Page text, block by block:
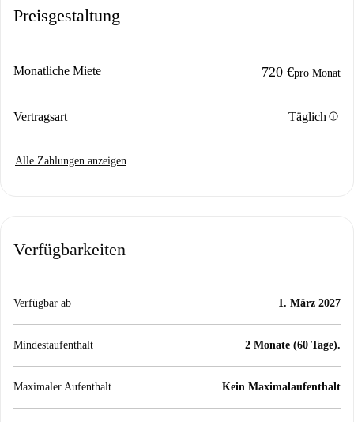
Preisgestaltung
Monatliche Miete 720 €pro Monat
Vertragsart Täglichinfo
Alle Zahlungen anzeigen
Verfügbarkeiten
Verfügbar ab 1. März 2027
Mindestaufenthalt 2 Monate (60 Tage).
Maximaler Aufenthalt Kein Maximalaufenthalt